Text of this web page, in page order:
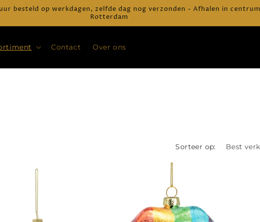
besteld op werkdagen, zelfde dag nog verzonden - Afhalen in centrum
Rotterdam
Contact Over ons
Sorteer op: